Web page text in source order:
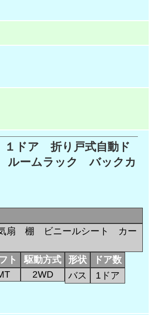
ドア 折り戸式自動ド
ームラック バックカ
扇 棚 ビニールシート カー
ト
駆動方式
2WD
形状
バス
ドア数
1ドア